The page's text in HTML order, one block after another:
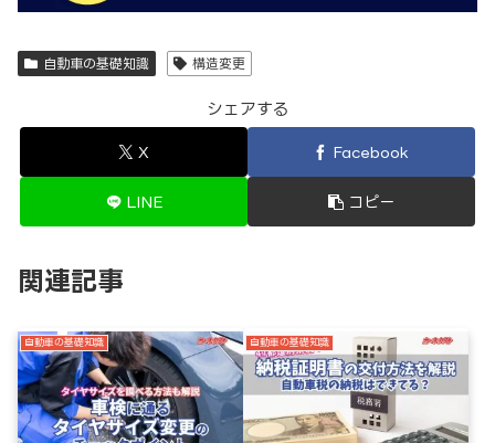
自動車の基礎知識 構造変更
シェアする
X Facebook
LINE コピー
関連記事
自動車の基礎知識 自動車の基礎知識